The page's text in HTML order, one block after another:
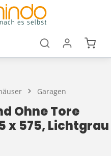
Garagen
Ohne Tore
x 575, Lichtgrau